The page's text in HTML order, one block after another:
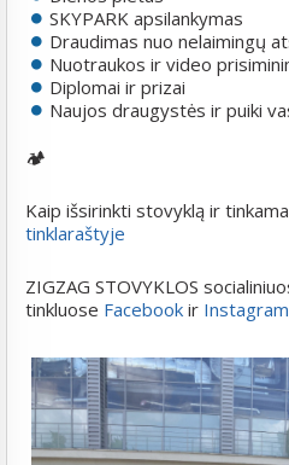
SKYPARK apsilankymas
Draudimas nuo nelaimingų
Nuotraukos ir video
Diplomai ir prizai
Naujos draugystės ir puiki
🏕️
Kaip išsirinkti stovyklą ir
tinklaraštyje
ZIGZAG STOVYKLOS
tinkluose Facebook ir Instagram